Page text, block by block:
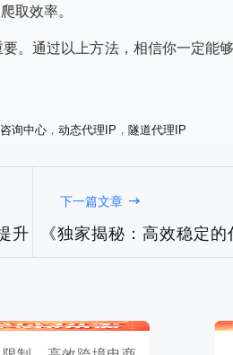
取效率。
。通过以上方法，相信你一定能
咨询中心 ， 动态代理IP ， 隧道代理IP
升
下一篇文章
《独家揭秘：高效稳定
效跨境电商
《轻松驾驭